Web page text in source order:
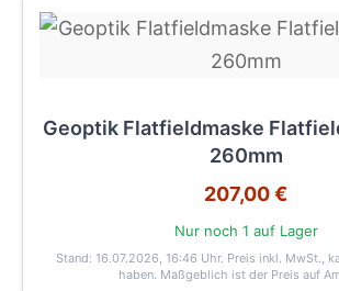
Geoptik Flatfieldmaske
260mm
207,00 €
Nur noch 1 auf Lager
Stand: 16.07.2026, 16:46 Uhr. Preis inkl. MwSt.,
haben. Maßgeblich ist der Preis auf